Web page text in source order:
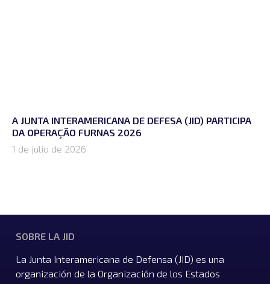
A JUNTA INTERAMERICANA DE DEFESA (JID) PARTICIPA
DA OPERAÇÃO FURNAS 2026
1 de julio de 2026
SOBRE LA JID
La Junta Interamericana de Defensa (JID) es una
organización de la Organización de los Estados